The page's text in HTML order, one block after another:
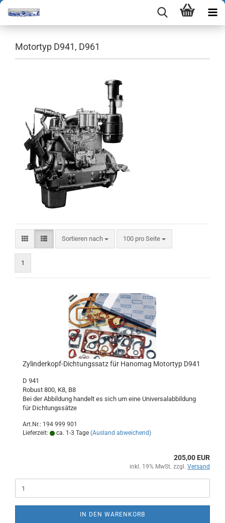
Motortyp D941, D961
Sortieren nach
Sortieren nach 100 pro Seite
pro Seite
1
Zylinderkopf-Dichtungssatz für Hanomag Motortyp D941
D 941
Robust 800, K8, B8
Bei der Abbildung handelt es sich um eine Universalabbildung
für Dichtungssätze
Art.Nr.: 194 999 901
Lieferzeit:
ca. 1-3 Tage (Ausland abweichend)
205,00 EUR
inkl. 19% MwSt. zzgl. Versand
IN DEN WARENKORB